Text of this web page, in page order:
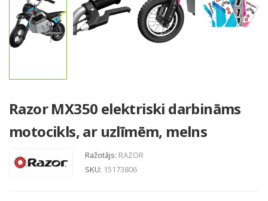
Razor MX350 elektriski darbināms
motocikls, ar uzlīmēm, melns
Ražotājs: RAZOR
SKU: 15173806